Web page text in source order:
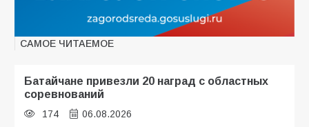
САМОЕ ЧИТАЕМОЕ
Батайчане привезли 20 наград с областных
соревнований
174 06.08.2026